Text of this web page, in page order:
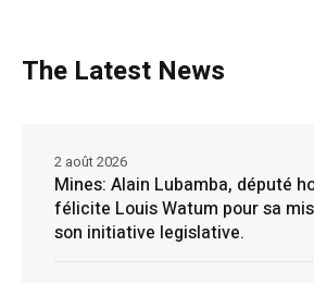
The Latest News
Mines: Alain Lubamba, député
félicite Louis Watum pour sa
son initiative legislative.
2 août 2026